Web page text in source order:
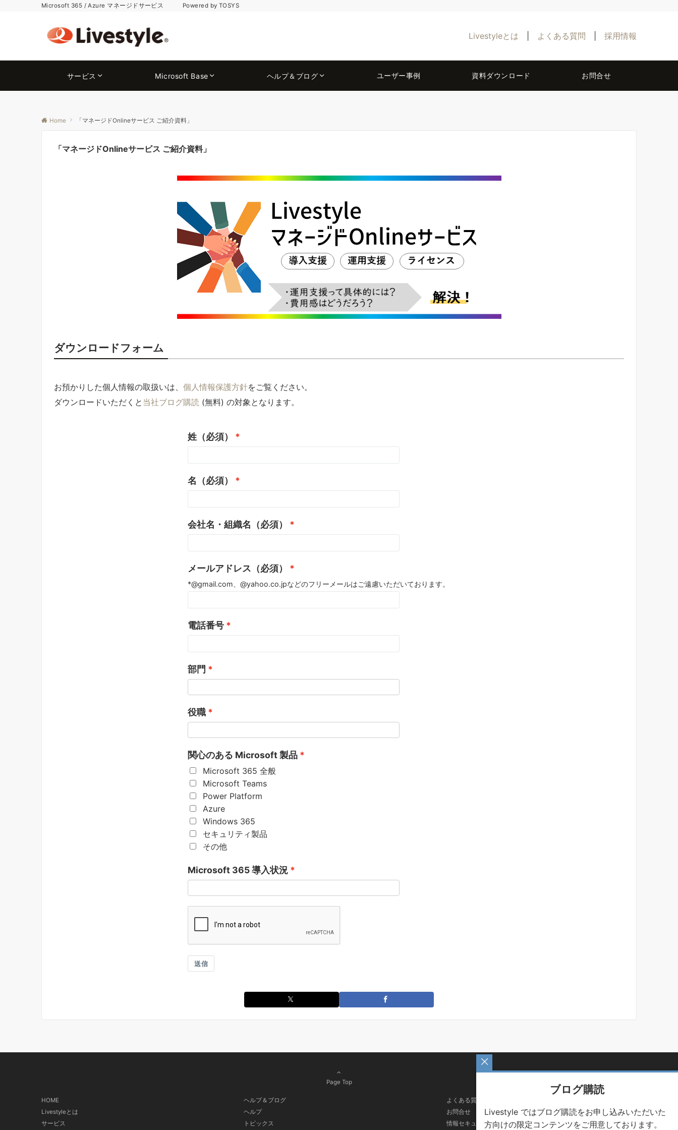
Microsoft 365 / Azure マネージドサービス Powered by TOSYS
Livestyleとは よくある質問 採用情報
サービス Microsoft Base ヘルプ＆ブログ ユーザー事例 資料ダウンロード お問合せ
Home 「マネージドOnlineサービス ご紹介資料」
「マネージドOnlineサービス ご紹介資料」
ダウンロードフォーム
お預かりした個人情報の取扱いは、 個人情報保護方針をご覧ください。
ダウンロードいただくと 当社ブログ購読 (無料) の対象となります。
姓（必須）
名（必須）
会社名・組織名（必須）
メールアドレス（必須）
*@gmail.com、@yahoo.co.jpなどのフリーメールはご遠慮いただいております。
電話番号
部門
役職
関心のある Microsoft 製品
Microsoft 365 全般
Microsoft Teams
Power Platform
Azure
Windows 365
セキュリティ製品
その他
Microsoft 365 導入状況
送信
Page Top
HOME
Livestyleとは
サービス
ヘルプ＆ブログ
ヘルプ
トピックス
よくある質問
お問合せ
情報セキュリティ方針
ブログ購読
Livestyle ではブログ購読をお申し込みいただいた
方向けの限定コンテンツをご用意しております。